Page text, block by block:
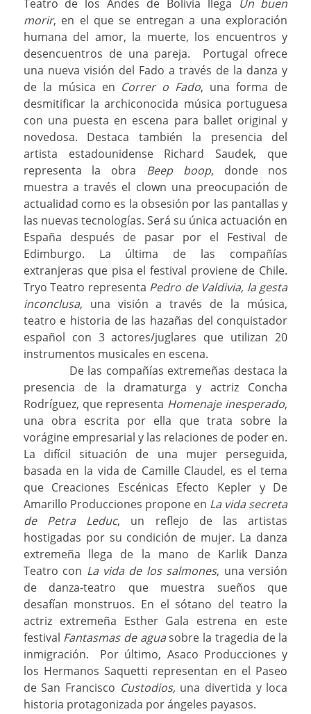
Teatro de los Andes de Bolivia llega Un buen
morir, en el que se entregan a una exploración
humana del amor, la muerte, los encuentros y
desencuentros de una pareja. Portugal ofrece
una nueva visión del Fado a través de la danza y
de la música en Correr o Fado, una forma de
desmitificar la archiconocida música portuguesa
con una puesta en escena para ballet original y
novedosa. Destaca también la presencia del
artista estadounidense Richard Saudek, que
representa la obra Beep boop, donde nos
muestra a través el clown una preocupación de
actualidad como es la obsesión por las pantallas y
las nuevas tecnologías. Será su única actuación en
España después de pasar por el Festival de
Edimburgo. La última de las compañías
extranjeras que pisa el festival proviene de Chile.
Tryo Teatro representa Pedro de Valdivia, la gesta
inconclusa, una visión a través de la música,
teatro e historia de las hazañas del conquistador
español con 3 actores/juglares que utilizan 20
instrumentos musicales en escena.
De las compañías extremeñas destaca la
presencia de la dramaturga y actriz Concha
Rodríguez, que representa Homenaje inesperado,
una obra escrita por ella que trata sobre la
vorágine empresarial y las relaciones de poder en.
La difícil situación de una mujer perseguida,
basada en la vida de Camille Claudel, es el tema
que Creaciones Escénicas Efecto Kepler y De
Amarillo Producciones propone en La vida secreta
de Petra Leduc, un reflejo de las artistas
hostigadas por su condición de mujer. La danza
extremeña llega de la mano de Karlik Danza
Teatro con La vida de los salmones, una versión
de danza-teatro que muestra sueños que
desafían monstruos. En el sótano del teatro la
actriz extremeña Esther Gala estrena en este
festival Fantasmas de aguasobre la tragedia de la
inmigración. Por último, Asaco Producciones y
los Hermanos Saquetti representan en el Paseo
de San Francisco Custodios, una divertida y loca
historia protagonizada por ángeles payasos.